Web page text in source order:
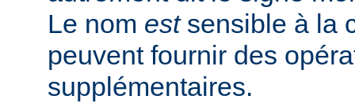
Le nom estsensible à la
peuvent fournir des
supplémentaires.